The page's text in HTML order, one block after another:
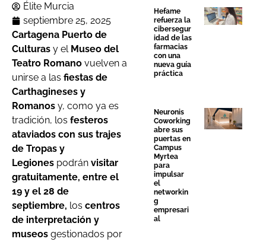
Élite Murcia
septiembre 25, 2025
Cartagena Puerto de
Culturas y el Museo del
Teatro Romano vuelven a
unirse a las fiestas de
Carthagineses y
Romanos y, como ya es
tradición, los festeros
ataviados con sus trajes
de Tropas y
Legiones podrán visitar
gratuitamente, entre el
19 y el 28 de
septiembre, los centros
de interpretación y
museos gestionados por
Hefame
refuerza la
cibersegur
idad de las
farmacias
con una
nueva guía
práctica
Neuronis
Coworking
abre sus
puertas en
Campus
Myrtea
para
impulsar
el
networkin
g
empresari
al